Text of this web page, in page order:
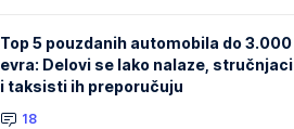
Top 5 pouzdanih automobila do 3.000
evra: Delovi se lako nalaze, stručnjaci
i taksisti ih preporučuju
18